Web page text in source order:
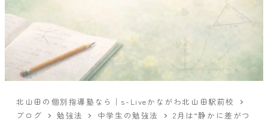
北山田の個別指導塾なら｜s-Liveかながわ北山田駅前校
ブログ
勉強法 中学生の勉強法
2月は“静かに差がつ